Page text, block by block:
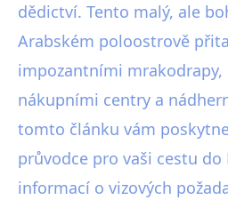
dědictví. Tento malý, ale
Arabském poloostrově
impozantními
nákupními centry a
tomto článku vám
průvodce pro vaši cestu do
informací o vizových